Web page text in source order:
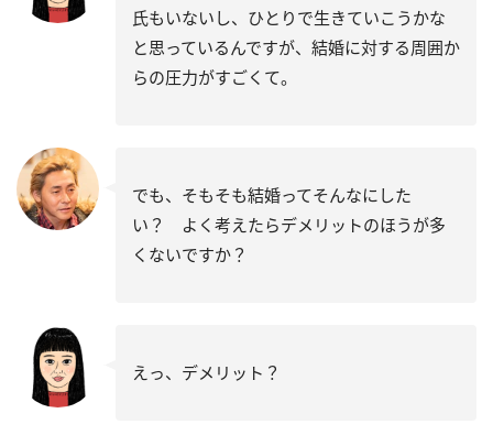
氏もいないし、ひとりで生きていこうかな
と思っているんですが、結婚に対する周囲か
らの圧力がすごくて。
でも、そもそも結婚ってそんなにした
い？ よく考えたらデメリットのほうが多
くないですか？
えっ、デメリット？